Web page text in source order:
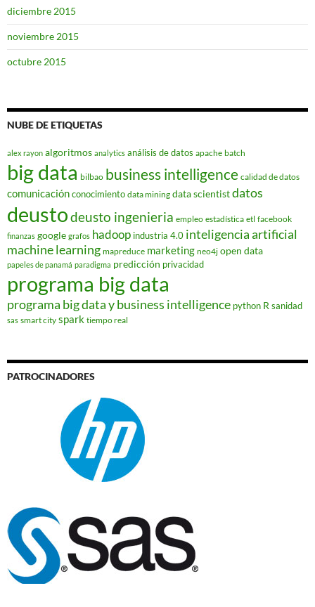
diciembre 2015
noviembre 2015
octubre 2015
NUBE DE ETIQUETAS
alex rayon algoritmos analytics análisis de datos apache batch
big data bilbao business intelligence calidad de datos
comunicaciónconocimiento data mining data scientistdatos
deustodeusto ingenieria empleo estadística etl facebook
finanzas google grafos hadoop industria 4.0 inteligencia artificial
machine learning mapreduce marketing neo4j open data
papeles de panamá paradigma predicción privacidad
programa big data
programa big data y business intelligence python R sanidad
sas smart city spark tiempo real
PATROCINADORES